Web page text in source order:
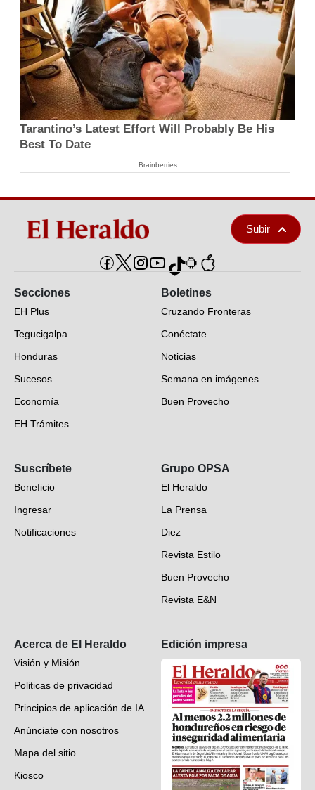
Tarantino’s Latest Effort Will Probably Be His
Best To Date
Brainberries
Subir
Secciones
EH Plus
Tegucigalpa
Honduras
Sucesos
Economía
EH Trámites
EH Verifica
Fotogalerías
Deportes
Videos
Boletines
Cruzando Fronteras
Conéctate
Noticias
Semana en imágenes
Buen Provecho
Suscríbete
Beneficio
Ingresar
Notificaciones
Grupo OPSA
El Heraldo
La Prensa
Diez
Revista Estilo
Buen Provecho
Revista E&N
Acerca de El Heraldo
Visión y Misión
Politicas de privacidad
Principios de aplicación de IA
Anúnciate con nosotros
Mapa del sitio
Kiosco
Edición impresa